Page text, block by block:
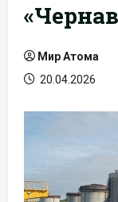
Мир Атома
20.04.2026